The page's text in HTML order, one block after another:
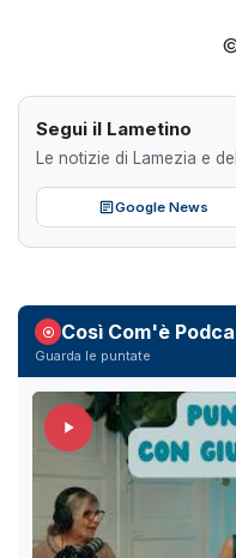
Segui il Lametino
Le notizie di Lamezia e
Google News
Così Com'è
Guarda le puntate